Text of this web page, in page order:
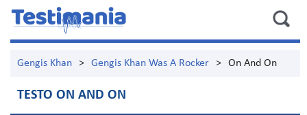
Gengis Khan > Gengis Khan Was A Rocker > On And On
TESTO ON AND ON